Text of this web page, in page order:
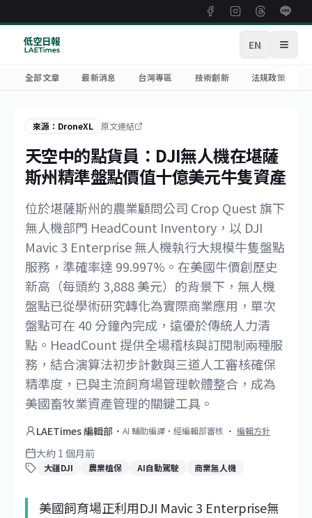
EN 開啟
全部文章 最新消息 台灣專區 技術創新 法規政策
來源：DroneXL 原文連結
天空中的點貨員：DJI無人機在堪薩
斯州精準盤點價值十億美元牛隻資產
位於堪薩斯州的農業顧問公司 Crop Quest 旗下
無人機部門 HeadCount Inventory，以 DJI
Mavic 3 Enterprise 無人機執行大規模牛隻盤點
服務，準確率達 99.997%。在美國牛價創歷史
新高（每頭約 3,888 美元）的背景下，無人機
盤點已從學術研究轉化為實際商業應用，單次
盤點可在 40 分鐘內完成，遠優於傳統人力清
點。HeadCount 提供全場稽核與訂閱制兩種服
務，結合演算法初步計數與三道人工審核確保
精準度，已與主流飼育場管理軟體整合，成為
美國畜牧業資產管理的關鍵工具。
LAETimes 編輯部 · AI 輔助編譯・經編輯部審核 · 編輯方針
大約 1 個月前
大疆DJI 農業植保 AI自動駕駛 商業無人機
美國飼育場正利用DJI Mavic 3 Enterprise無